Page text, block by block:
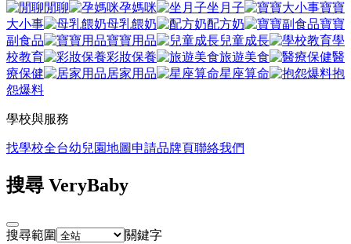
閒聊 孕媽咪 坐月子
寶寶
大小事
母乳餵奶 配方奶
寶寶
副食品
寶寶用品 兒童成長
學
校教育
彩妝保養 旅遊美食
醫
療保健
居家用品 星座算命
抱
怨爆料
學校與服務
找學校全台幼兒園地圖 申請品牌頁聯絡我們
搜尋 VeryBaby
搜尋範圍 關鍵字